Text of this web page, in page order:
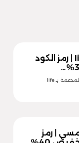
life pharmacy code | رمز الكود
أتت إلينا منتجات لايف فارمسي المدعمة بـ life
| رمز